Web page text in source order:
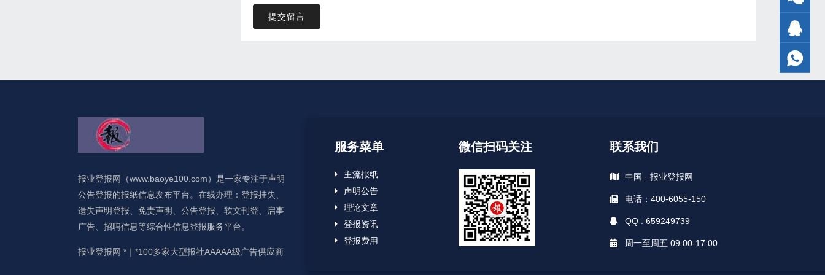
提交留言
报业登报网（www.baoye100.com）是一家专注于声明
公告登报的报纸信息发布平台。在线办理：登报挂失、
遗失声明登报、免责声明、公告登报、软文刊登、启事
广告、招聘信息等综合性信息登报服务平台。
报业登报网 *｜*100多家大型报社AAAAA级广告供应商
服务菜单
主流报纸
声明公告
理论文章
登报资讯
登报费用
微信扫码关注 联系我们
中国 · 报业登报网
电话：400-6055-150
QQ : 659249739
周一至周五 09:00-17:00